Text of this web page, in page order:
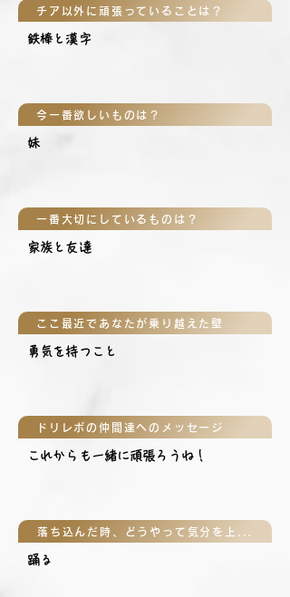
チア以外に頑張っていることは？
鉄棒と漢字
今一番欲しいものは？
妹
一番大切にしているものは？
家族と友達
ここ最近であなたが乗り越えた壁
勇気を持つこと
ドリレボの仲間達へのメッセージ
これからも一緒に頑張ろうね！
落ち込んだ時、どうやって気分を上げる？
踊る